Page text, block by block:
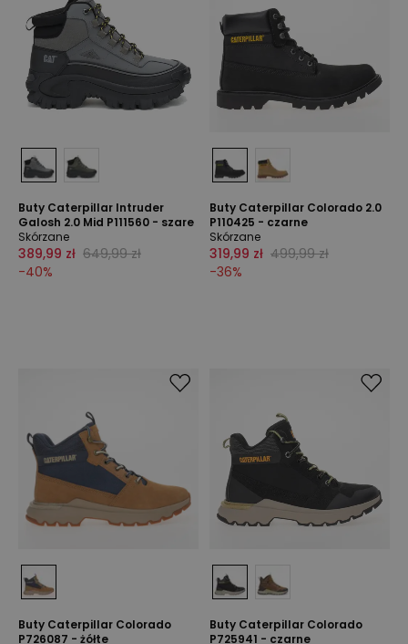
Buty Caterpillar Intruder
Galosh 2.0 Mid P111560 - szare
Skórzane
389,99 zł 649,99 zł
-40%
Buty Caterpillar Colorado 2.0
P110425 - czarne
Skórzane
319,99 zł 499,99 zł
-36%
Buty Caterpillar Colorado
P726087 - żółte
Buty Caterpillar Colorado
P725941 - czarne